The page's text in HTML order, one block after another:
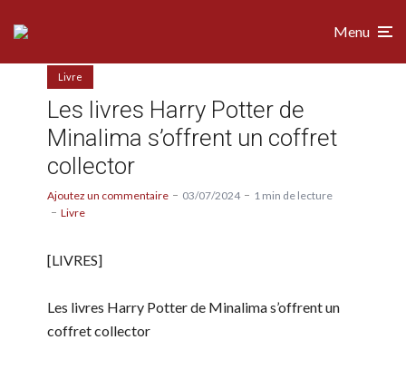
Menu
Livre
Les livres Harry Potter de
Minalima s’offrent un coffret
collector
Ajoutez un commentaire 03/07/2024
1 min de lecture
Livre
[LIVRES]
Les livres Harry Potter de Minalima s’offrent un
coffret collector